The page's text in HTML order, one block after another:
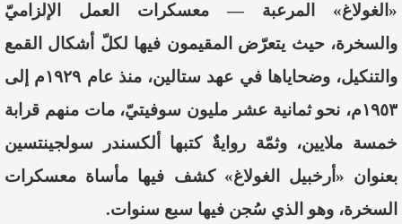
«الغولاغ» المرعبة — معسكرات العمل الإلزاميّ
والسخرة، حيث يتعرّض المقيمون فيها لكلّ أشكال القمع
والتنكيل، وضحاياها في عهد ستالين، منذ عام ١٩٢٩م إلى
١٩٥٣م، نحو ثمانية عشر مليون سوفيتيّ، مات منهم قرابة
خمسة ملايين، وثمّة روايةٌ كتبها ألكسندر سولجينتسين
بعنوان «أرخبيل الغولاغ» كشف فيها مأساة معسكرات
السخرة، وهو الذي سُجن فيها سبع سنوات.